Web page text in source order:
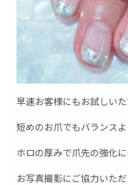
早速お客様にもお試しいた
短めのお爪でもバランス
ホロの厚みで爪先の強化
お写真撮影にご協力いた